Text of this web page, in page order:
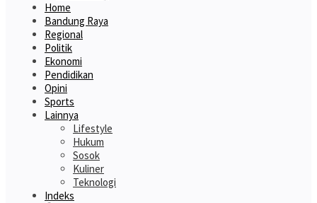
Home
Bandung Raya
Regional
Politik
Ekonomi
Pendidikan
Opini
Sports
Lainnya
Lifestyle
Hukum
Sosok
Kuliner
Teknologi
Indeks